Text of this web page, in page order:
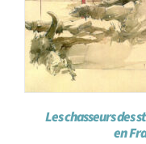
Les chasseurs
en